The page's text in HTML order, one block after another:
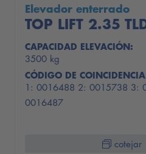
Elevador enterrado
TOP LIFT 2.35
CAPACIDAD ELEVACIÓN:
3500 kg
CÓDIGO DE
1: 0016488 2: 0015738 3:
0016487
cotejar